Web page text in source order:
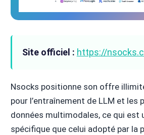
Site officiel : https://
Nsocks positionne son offre
pour l’entraînement de LLM et les
données multimodales, ce qui est
spécifique que celui adopté par la